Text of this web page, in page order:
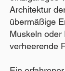
Architektur
übermäßige
Muskeln oder
verheerende